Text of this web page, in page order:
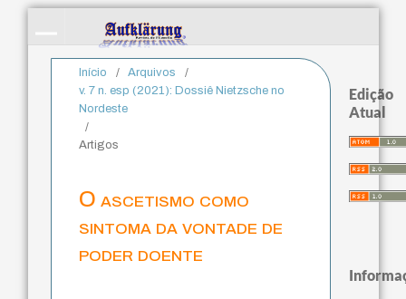
Início / Arquivos
/
v. 7 n. esp (2021): Dossiê Nietzsche no
Nordeste
/
Artigos
O ascetismo como
sintoma da vontade de
poder doente
Edição
Atual